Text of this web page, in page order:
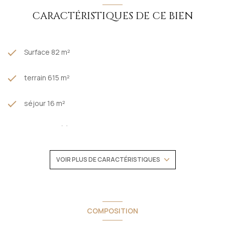
Contacter Carol Niewidziala pour tout renseignement
CARACTÉRISTIQUES DE CE BIEN
Surface 82 m²
terrain 615 m²
séjour 16 m²
2 chambre(s)
VOIR PLUS DE CARACTÉRISTIQUES
COMPOSITION